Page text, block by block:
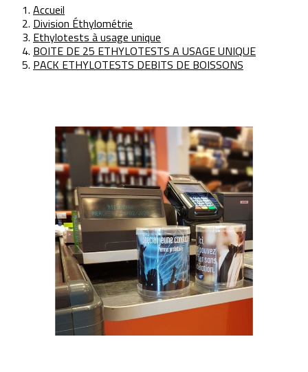
Accueil
Division Éthylométrie
Ethylotests à usage unique
BOITE DE 25 ETHYLOTESTS A USAGE UNIQUE
PACK ETHYLOTESTS DEBITS DE BOISSONS